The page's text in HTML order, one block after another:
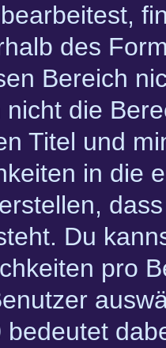
des
Bereich
die
Titel und
in die
Du
pro
bedeutet